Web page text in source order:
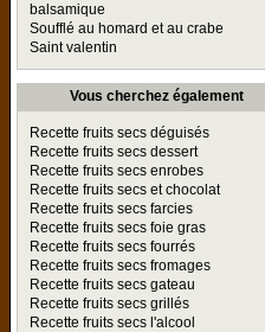
balsamique
Soufflé au homard et au crabe
Saint valentin
Vous cherchez également
Recette fruits secs déguisés
Recette fruits secs dessert
Recette fruits secs enrobes
Recette fruits secs et chocolat
Recette fruits secs farcies
Recette fruits secs foie gras
Recette fruits secs fourrés
Recette fruits secs fromages
Recette fruits secs gateau
Recette fruits secs grillés
Recette fruits secs l'alcool